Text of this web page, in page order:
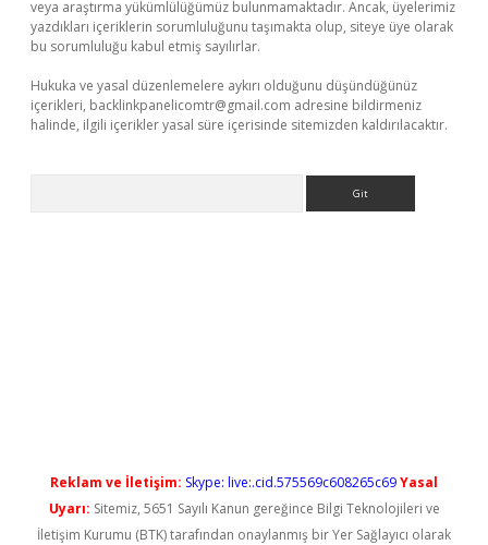
veya araştırma yükümlülüğümüz bulunmamaktadır. Ancak, üyelerimiz
yazdıkları içeriklerin sorumluluğunu taşımakta olup, siteye üye olarak
bu sorumluluğu kabul etmiş sayılırlar.
Hukuka ve yasal düzenlemelere aykırı olduğunu düşündüğünüz
içerikleri, backlinkpanelicomtr@gmail.com adresine bildirmeniz
halinde, ilgili içerikler yasal süre içerisinde sitemizden kaldırılacaktır.
Reklam ve İletişim: Skype: live:.cid.575569c608265c69Yasal
Uyarı: Sitemiz, 5651 Sayılı Kanun gereğince Bilgi Teknolojileri ve
İletişim Kurumu (BTK) tarafından onaylanmış bir Yer Sağlayıcı olarak